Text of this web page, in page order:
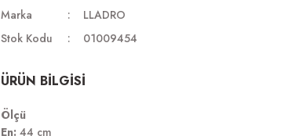
Marka
LLADRO
Stok Kodu
01009454
ÜRÜN BİLGİSİ
Ölçü
En: 44 cm